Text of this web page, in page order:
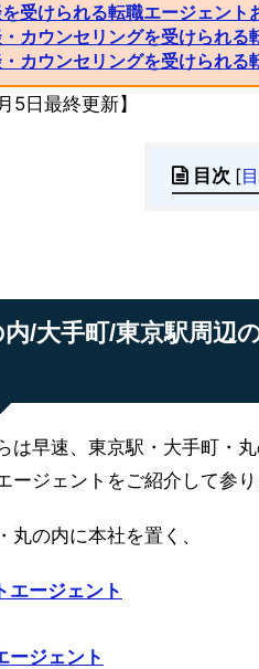
受けられる転職エージェント
カウンセリングを受けられる
カウンセリングを受けられる
5日最終更新】
目次 [
内/大手町/東京駅周辺
は早速、東京駅・大手町・
ージェントをご紹介して参り
丸の内に本社を置く、
エージェント
ージェント